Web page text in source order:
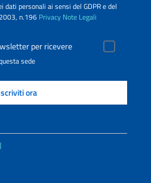
personali ai sensi del GDPR e del
n.196 Privacy Note Legali
per ricevere
sede